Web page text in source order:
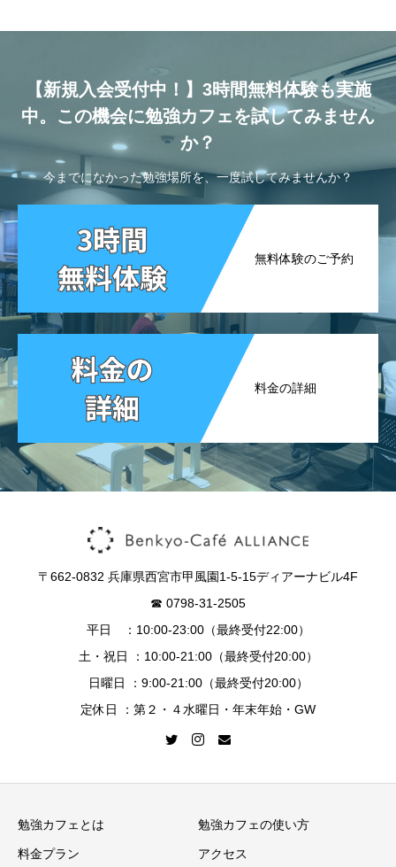
【新規入会受付中！】3時間無料体験も実施
中。この機会に勉強カフェを試してみません
か？
今までになかった勉強場所を、一度試してみませんか？
無料体験のご予約
料金の詳細
〒662-0832 兵庫県西宮市甲風園1-5-15ディアーナビル4F
☎︎ 0798-31-2505
平日 ：10:00-23:00（最終受付22:00）
土・祝日 ：10:00-21:00（最終受付20:00）
日曜日 ：9:00-21:00（最終受付20:00）
定休日 ：第２・４水曜日・年末年始・GW
勉強カフェとは 勉強カフェの使い方
料金プラン アクセス